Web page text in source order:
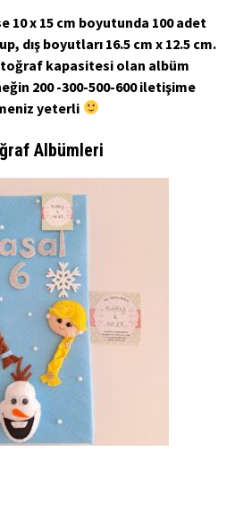
x 15 cm boyutunda 100 adet
dış boyutları 16.5 cm x 12.5 cm.
kapasitesi olan albüm
200 -300-500-600 iletişime
yeterli
Albümleri